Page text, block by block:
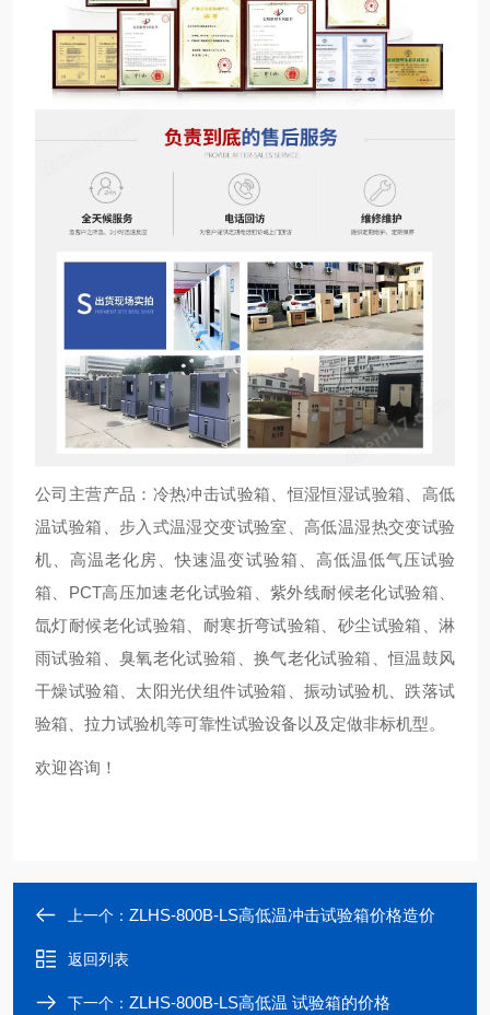
公司主营产品：冷热冲击试验箱、恒湿恒湿试验箱、高低
温试验箱、步入式温湿交变试验室、高低温湿热交变试验
机、高温老化房、快速温变试验箱、高低温低气压试验
箱、PCT高压加速老化试验箱、紫外线耐候老化试验箱、
氙灯耐候老化试验箱、耐寒折弯试验箱、砂尘试验箱、淋
雨试验箱、臭氧老化试验箱、换气老化试验箱、恒温鼓风
干燥试验箱、太阳光伏组件试验箱、振动试验机、跌落试
验箱、拉力试验机等可靠性试验设备以及定做非标机型。
欢迎咨询！
上一个： ZLHS-800B-LS高低温冲击试验箱价格造价
返回列表
下一个： ZLHS-800B-LS高低温 试验箱的价格